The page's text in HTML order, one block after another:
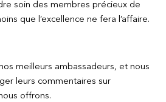
soin des membres précieux de
que l’excellence ne fera l’affaire.
meilleurs ambassadeurs, et nous
leurs commentaires sur
offrons.